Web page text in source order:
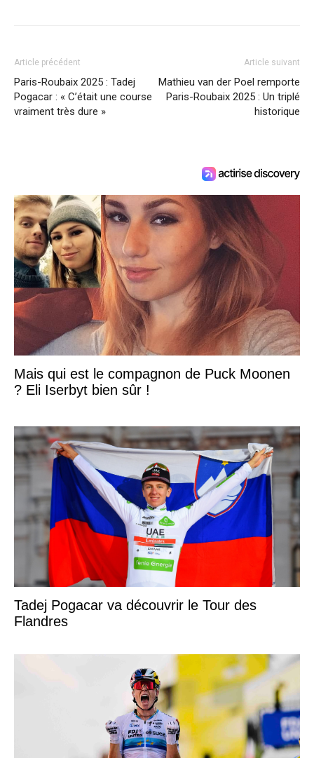
Article précédent
Paris-Roubaix 2025 : Tadej
Pogacar : « C’était une course
vraiment très dure »
Article suivant
Mathieu van der Poel remporte
Paris-Roubaix 2025 : Un triplé
historique
Mais qui est le compagnon de Puck Moonen
? Eli Iserbyt bien sûr !
Tadej Pogacar va découvrir le Tour des
Flandres